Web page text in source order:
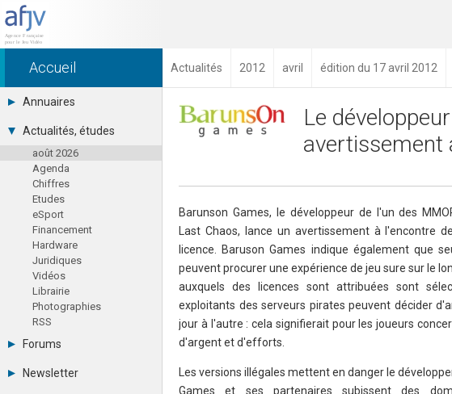
Accueil Actualités 2012 avril édition du 17 avril 2012
Annuaires
Toutes les sociétés (691)
Studios (418)
Editeurs (49)
Distributeurs (16)
Hard. / Accessoires (10)
Middlewares (15)
Prestataires (99)
Assoc. / Syndicats (21)
Formations / Ecoles (46)
Presse spécialisée (17)
Actualités, études
août 2026
Agenda
Chiffres
Etudes
eSport
Financement
Hardware
Juridiques
Vidéos
Librairie
Photographies
RSS
Forums
Tous les forums
Newsletter
Le
avertissement
Barunson Games, le développeur de l'un des
Last Chaos, lance un avertissement à l'encontre
licence. Baruson Games indique également que
peuvent procurer une expérience de jeu sure sur le
auxquels des licences sont attribuées sont
exploitants des serveurs pirates peuvent décider
jour à l'autre : cela signifierait pour les joueurs
d'argent et d'efforts.
Les versions illégales mettent en danger le
Games et ses partenaires subissent des